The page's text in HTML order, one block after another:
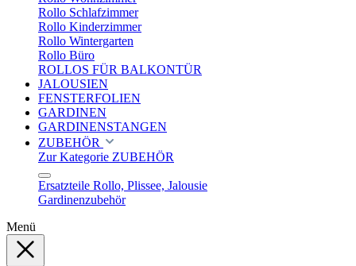
Rollo Schlafzimmer
Rollo Kinderzimmer
Rollo Wintergarten
Rollo Büro
ROLLOS FÜR BALKONTÜR
JALOUSIEN
FENSTERFOLIEN
GARDINEN
GARDINENSTANGEN
ZUBEHÖR
Zur Kategorie ZUBEHÖR
Ersatzteile Rollo, Plissee, Jalousie
Gardinenzubehör
Menü